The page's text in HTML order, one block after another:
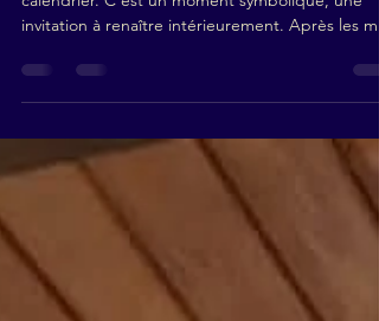
Pâques est bien plus qu’une fête inscrite dans le
invitation à renaître intérieurement. Après les
d’hiver, souvent marqués par l’introspection, le
la nature nous rappelle doucement que tout
revient à la vie. Les bourgeons apparaissent, la
lumière s’installe un peu plus chaque jour, et une
nouvelle énergie circule. Pâques porte ce
message universel : celui du renouveau. Accueill